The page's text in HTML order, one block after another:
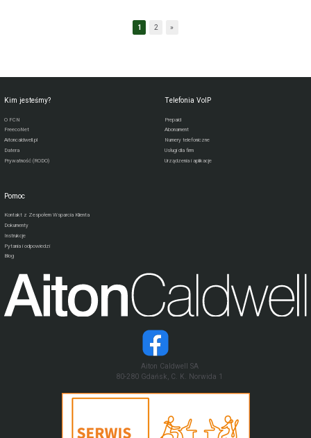
1 2 »
Kim jesteśmy?
O FCN
FreecoNet
Aitoncaldwell.pl
Datera
Prywatność (RODO)
Telefonia VoIP
Prepaid
Abonament
Numery telefoniczne
Usługi dla firm
Urządzenia i aplikacje
Pomoc
Kontakt z Zespołem Wsparcia Klienta
Dokumenty
Instrukcje
Pytania i odpowiedzi
Blog
Aiton Caldwell SA
80-280 Gdańsk, C. K. Norwida 1